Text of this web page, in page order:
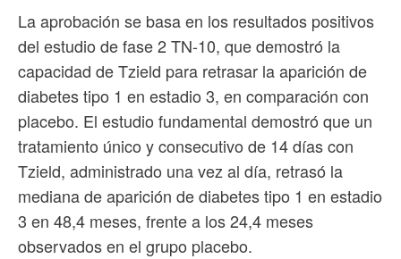
La aprobación se basa en los resultados positivos
del estudio de fase 2 TN-10, que demostró la
capacidad de Tzield para retrasar la aparición de
diabetes tipo 1 en estadio 3, en comparación con
placebo. El estudio fundamental demostró que un
tratamiento único y consecutivo de 14 días con
Tzield, administrado una vez al día, retrasó la
mediana de aparición de diabetes tipo 1 en estadio
3 en 48,4 meses, frente a los 24,4 meses
observados en el grupo placebo.